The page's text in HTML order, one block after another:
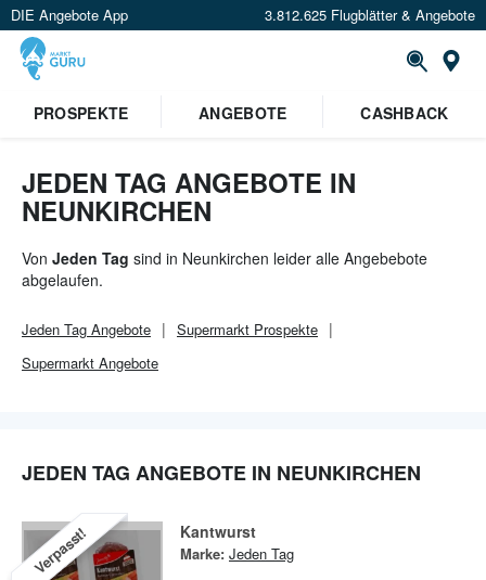
DIE Angebote App 3.812.625 Flugblätter & Angebote
PROSPEKTE
ANGEBOTE CASHBACK
JEDEN TAG ANGEBOTE IN
NEUNKIRCHEN
Von Jeden Tag sind in Neunkirchen leider alle Angebebote
abgelaufen.
Jeden Tag Angebote Supermarkt Prospekte
Supermarkt Angebote
JEDEN TAG ANGEBOTE IN NEUNKIRCHEN
Verpasst! Kantwurst
Marke: Jeden Tag